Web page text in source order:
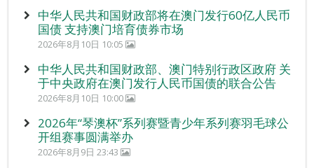
中华人民共和国财政部将在澳门发行60亿人民币
国债 支持澳门培育债券市场
2026年8月10日 10:05
中华人民共和国财政部、澳门特别行政区政府 关
于中央政府在澳门发行人民币国债的联合公告
2026年8月10日 10:00
2026年“琴澳杯”系列赛暨青少年系列赛羽毛球公
开组赛事圆满举办
2026年8月9日 23:43